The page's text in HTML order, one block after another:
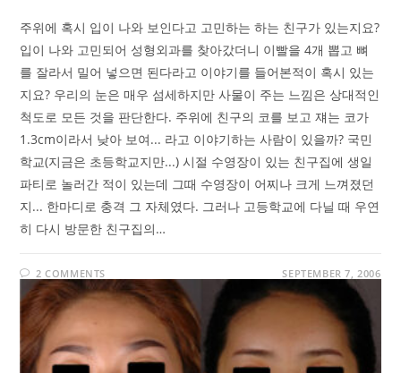
주위에 혹시 입이 나와 보인다고 고민하는 하는 친구가 있는지요?
입이 나와 고민되어 성형외과를 찾아갔더니 이빨을 4개 뽑고 뼈
를 잘라서 밀어 넣으면 된다라고 이야기를 들어본적이 혹시 있는
지요? 우리의 눈은 매우 섬세하지만 사물이 주는 느낌은 상대적인
척도로 모든 것을 판단한다. 주위에 친구의 코를 보고 쟤는 코가
1.3cm이라서 낮아 보여... 라고 이야기하는 사람이 있을까? 국민
학교(지금은 초등학교지만...) 시절 수영장이 있는 친구집에 생일
파티로 놀러간 적이 있는데 그때 수영장이 어찌나 크게 느껴졌던
지... 한마디로 충격 그 자체였다. 그러나 고등학교에 다닐 때 우연
히 다시 방문한 친구집의…
2 COMMENTS SEPTEMBER 7, 2006